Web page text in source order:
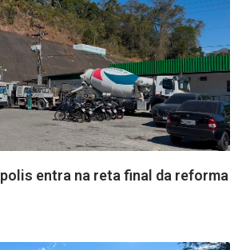
entra na reta final da reforma